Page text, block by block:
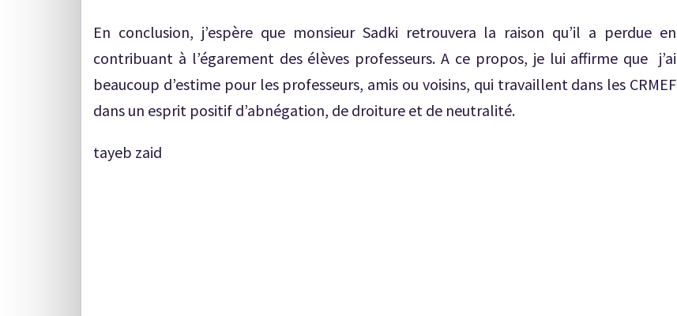
En conclusion, j’espère que monsieur Sadki retrouvera la raison qu’il a perdue en
contribuant à l’égarement des élèves professeurs. A ce propos, je lui affirme que j’ai
beaucoup d’estime pour les professeurs, amis ou voisins, qui travaillent dans les CRMEF
dans un esprit positif d’abnégation, de droiture et de neutralité.
tayeb zaid